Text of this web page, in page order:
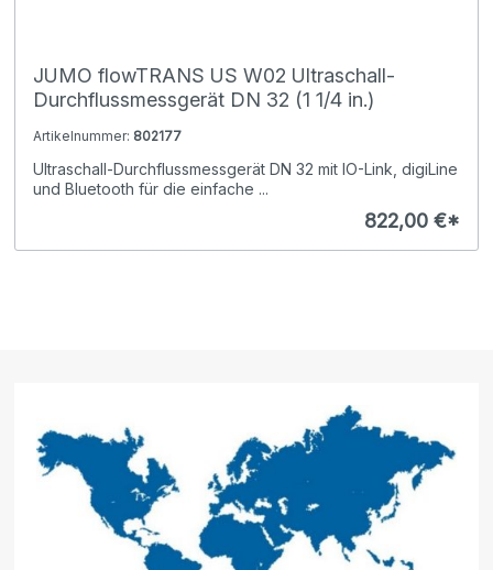
JUMO flowTRANS US W02 Ultraschall-
Durchflussmessgerät DN 32 (1 1/4 in.)
Artikelnummer: 802177
Ultraschall-Durchflussmessgerät DN 32 mit IO-Link, digiLine
und Bluetooth für die einfache ...
822,00 €*